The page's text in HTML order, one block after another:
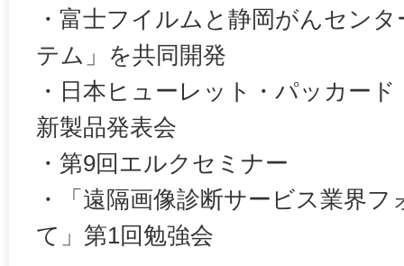
・富士フイルムと静岡がんセン
テム」を共同開発
・日本ヒューレット・パッカー
新製品発表会
・第9回エルクセミナー
・「遠隔画像診断サービス業界
て」第1回勉強会